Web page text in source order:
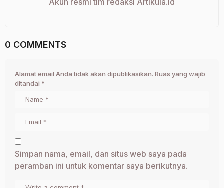
0 COMMENTS
Alamat email Anda tidak akan dipublikasikan. Ruas yang wajib
ditandai *
Simpan nama, email, dan situs web saya pada
peramban ini untuk komentar saya berikutnya.